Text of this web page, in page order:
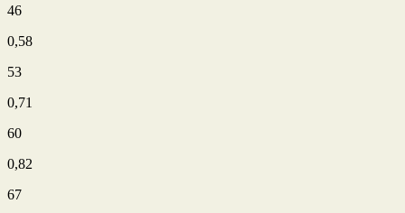
46
0,58
53
0,71
60
0,82
67